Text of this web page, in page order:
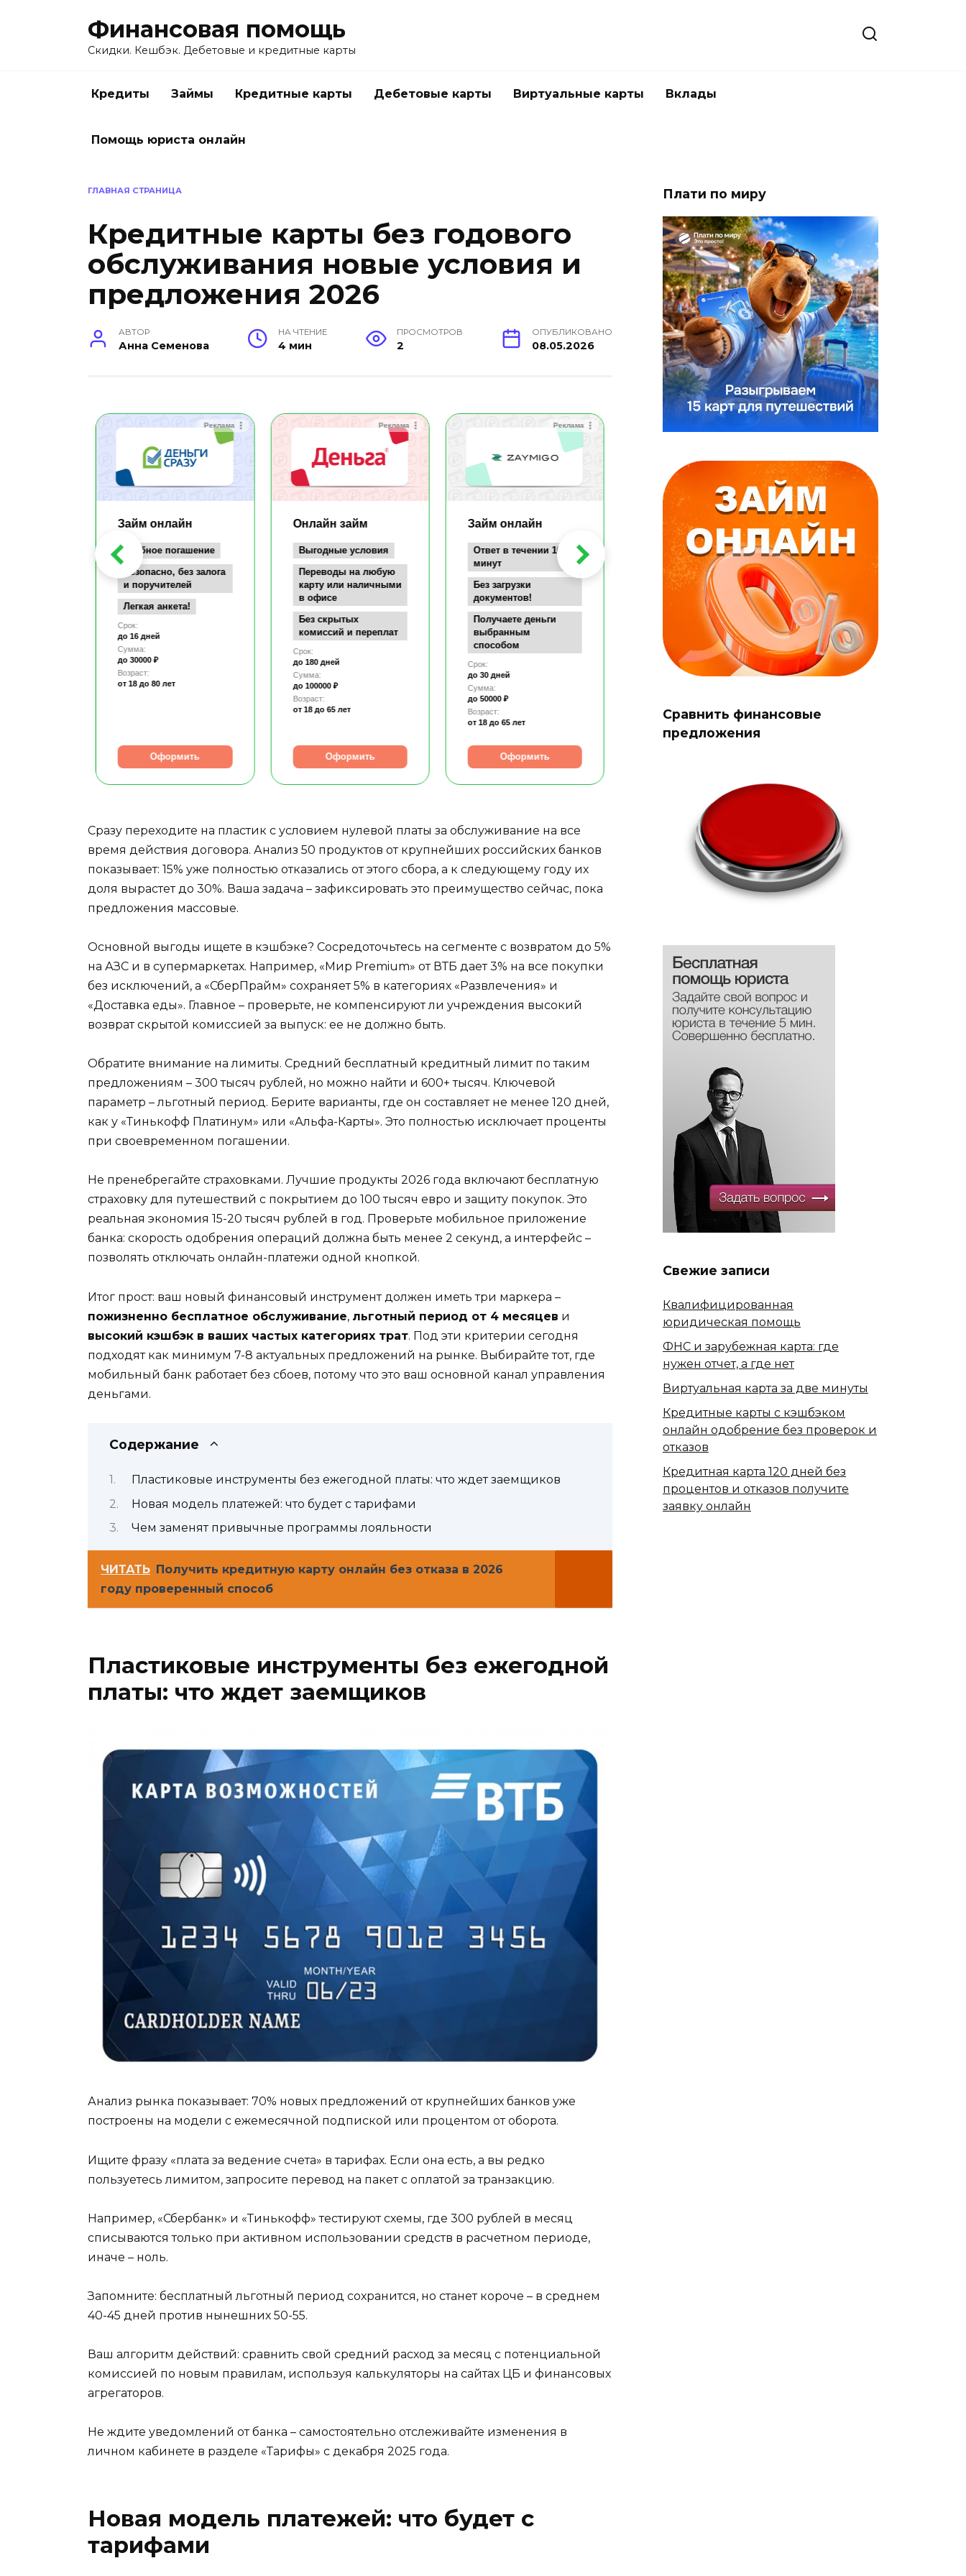
Финансовая помощь
Скидки. Кешбэк. Дебетовые и кредитные карты
Кредиты Займы Кредитные карты Дебетовые карты Виртуальные карты Вклады
Помощь юриста онлайн
ГЛАВНАЯ СТРАНИЦА
Кредитные карты без годового
обслуживания новые условия и
предложения 2026
АВТОР
Анна Семенова
НА ЧТЕНИЕ
4 мин
ПРОСМОТРОВ
2
ОПУБЛИКОВАНО
08.05.2026
Реклама
Займ онлайн
Удобное погашение
Безопасно, без залога
и поручителей
Легкая анкета!
Срок:
до 16 дней
Сумма:
до 30000 ₽
Возраст:
от 18 до 80 лет
Оформить
Реклама
Онлайн займ
Выгодные условия
Переводы на любую
карту или наличными
в офисе
Без скрытых
комиссий и переплат
Срок:
до 180 дней
Сумма:
до 100000 ₽
Возраст:
от 18 до 65 лет
Оформить
Реклама
Займ онлайн
Ответ в течении 10
минут
Без загрузки
документов!
Получаете деньги
выбранным
способом
Срок:
до 30 дней
Сумма:
до 50000 ₽
Возраст:
от 18 до 65 лет
Оформить
Моментальное
одобрение
Первый заём
бесплатно
Деньги зачисляются
в течение нескольких
минут.
до 25 дней
Выгодные условия
За 15 минут
Срок:
до 18 недель
Возраст:
от 18 до 71 лет
Сразу переходите на пластик с условием нулевой платы за обслуживание на все
время действия договора. Анализ 50 продуктов от крупнейших российских банков
показывает: 15% уже полностью отказались от этого сбора, а к следующему году их
доля вырастет до 30%. Ваша задача – зафиксировать это преимущество сейчас, пока
предложения массовые.
Основной выгоды ищете в кэшбэке? Сосредоточьтесь на сегменте с возвратом до 5%
на АЗС и в супермаркетах. Например, «Мир Premium» от ВТБ дает 3% на все покупки
без исключений, а «СберПрайм» сохраняет 5% в категориях «Развлечения» и
«Доставка еды». Главное – проверьте, не компенсируют ли учреждения высокий
возврат скрытой комиссией за выпуск: ее не должно быть.
Обратите внимание на лимиты. Средний бесплатный кредитный лимит по таким
предложениям – 300 тысяч рублей, но можно найти и 600+ тысяч. Ключевой
параметр – льготный период. Берите варианты, где он составляет не менее 120 дней,
как у «Тинькофф Платинум» или «Альфа-Карты». Это полностью исключает проценты
при своевременном погашении.
Не пренебрегайте страховками. Лучшие продукты 2026 года включают бесплатную
страховку для путешествий с покрытием до 100 тысяч евро и защиту покупок. Это
реальная экономия 15-20 тысяч рублей в год. Проверьте мобильное приложение
банка: скорость одобрения операций должна быть менее 2 секунд, а интерфейс –
позволять отключать онлайн-платежи одной кнопкой.
Итог прост: ваш новый финансовый инструмент должен иметь три маркера –
пожизненно бесплатное обслуживание, льготный период от 4 месяцев и
высокий кэшбэк в ваших частых категориях трат. Под эти критерии сегодня
подходят как минимум 7-8 актуальных предложений на рынке. Выбирайте тот, где
мобильный банк работает без сбоев, потому что это ваш основной канал управления
деньгами.
Содержание
Пластиковые инструменты без ежегодной платы: что ждет заемщиков
Новая модель платежей: что будет с тарифами
Чем заменят привычные программы лояльности
ЧИТАТЬ Получить кредитную карту онлайн без отказа в 2026
году проверенный способ
Пластиковые инструменты без ежегодной
платы: что ждет заемщиков
Анализ рынка показывает: 70% новых предложений от крупнейших банков уже
построены на модели с ежемесячной подпиской или процентом от оборота.
Ищите фразу «плата за ведение счета» в тарифах. Если она есть, а вы редко
пользуетесь лимитом, запросите перевод на пакет с оплатой за транзакцию.
Например, «Сбербанк» и «Тинькофф» тестируют схемы, где 300 рублей в месяц
списываются только при активном использовании средств в расчетном периоде,
иначе – ноль.
Запомните: бесплатный льготный период сохранится, но станет короче – в среднем
40-45 дней против нынешних 50-55.
Ваш алгоритм действий: сравнить свой средний расход за месяц с потенциальной
комиссией по новым правилам, используя калькуляторы на сайтах ЦБ и финансовых
агрегаторов.
Не ждите уведомлений от банка – самостоятельно отслеживайте изменения в
личном кабинете в разделе «Тарифы» с декабря 2025 года.
Новая модель платежей: что будет с
тарифами
Плати по миру
Сравнить финансовые
предложения
Свежие записи
Квалифицированная
юридическая помощь
ФНС и зарубежная карта: где
нужен отчет, а где нет
Виртуальная карта за две минуты
Кредитные карты с кэшбэком
онлайн одобрение без проверок и
отказов
Кредитная карта 120 дней без
процентов и отказов получите
заявку онлайн